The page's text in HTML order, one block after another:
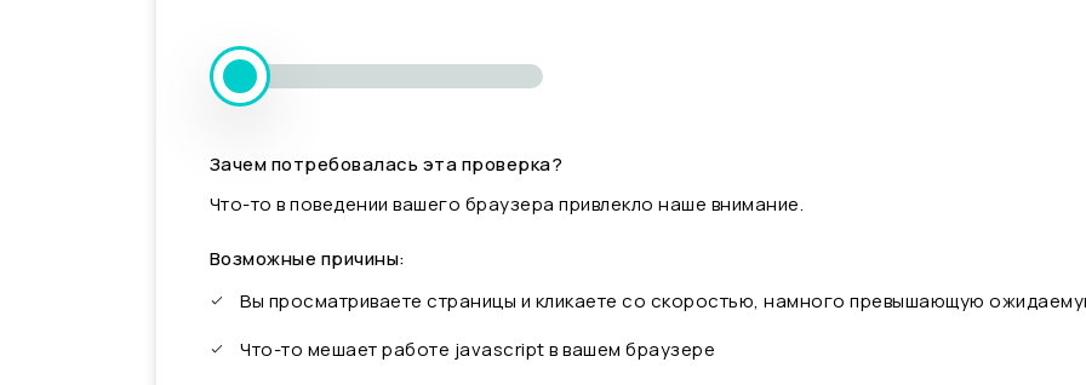
Зачем потребовалась эта проверка?
Что-то в поведении вашего браузера привлекло наше внимание.
Возможные причины:
Вы просматриваете страницы и кликаете со скоростью, намного превышающую
Что-то мешает работе javascript в вашем браузере